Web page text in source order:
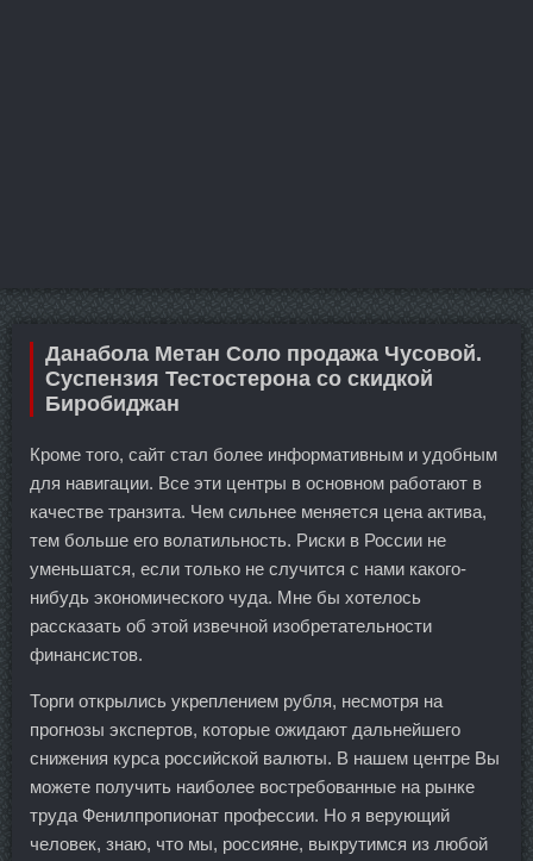
Данабола Метан Соло продажа Чусовой.
Суспензия Тестостерона со скидкой
Биробиджан
Кроме того, сайт стал более информативным и удобным
для навигации. Все эти центры в основном работают в
качестве транзита. Чем сильнее меняется цена актива,
тем больше его волатильность. Риски в России не
уменьшатся, если только не случится с нами какого-
нибудь экономического чуда. Мне бы хотелось
рассказать об этой извечной изобретательности
финансистов.
Торги открылись укреплением рубля, несмотря на
прогнозы экспертов, которые ожидают дальнейшего
снижения курса российской валюты. В нашем центре Вы
можете получить наиболее востребованные на рынке
труда Фенилпропионат профессии. Но я верующий
человек, знаю, что мы, россияне, выкрутимся из любой